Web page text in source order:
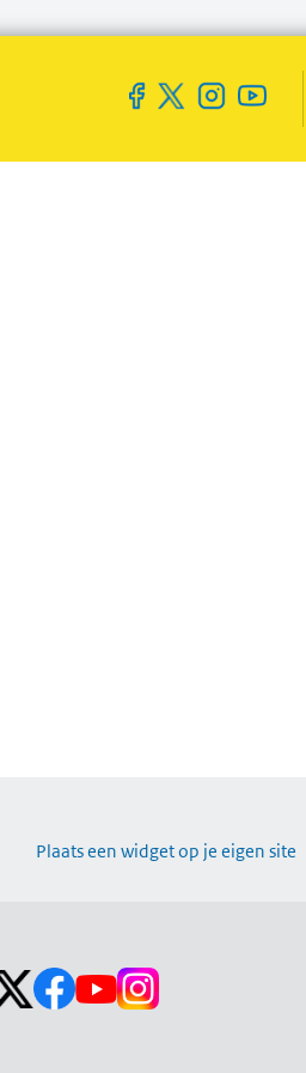
Plaats een widget op je eigen site